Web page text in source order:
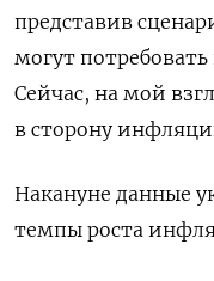
представив
могут
Сейчас, на мой
в сторону
Накануне данные
темпы роста